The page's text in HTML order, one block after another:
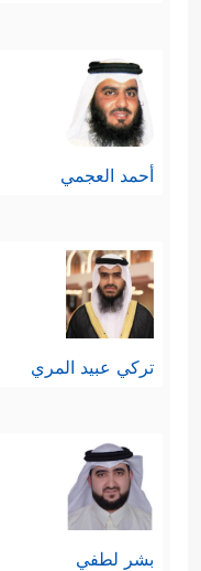
أحمد العجمي
تركي عبيد المري
بشر لطفي